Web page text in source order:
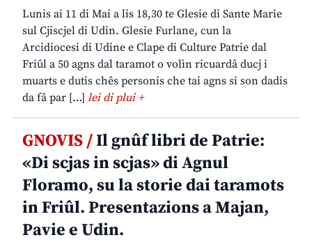
Lunis ai 11 di Mai a lis 18,30 te Glesie di Sante Marie
sul Cjiscjel di Udin. Glesie Furlane, cun la
Arcidiocesi di Udine e Clape di Culture Patrie dal
Friûl a 50 agns dal taramot o volìn ricuardâ ducj i
muarts e dutis chês personis che tai agns si son dadis
da fâ par […] lei di plui +
GNOVIS /Il gnûf libri de Patrie:
«Di scjas in scjas» di Agnul
Floramo, su la storie dai taramots
in Friûl. Presentazions a Majan,
Pavie e Udin.